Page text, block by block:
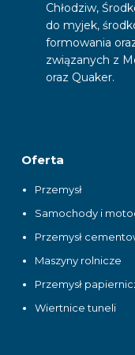
Chłodziw,
do myjek,
formowania
związanych z
oraz Quaker.
Oferta
Przemysł
Samochody i
Przemysł
Maszyny rolnicze
Przemysł
Wiertnice tuneli